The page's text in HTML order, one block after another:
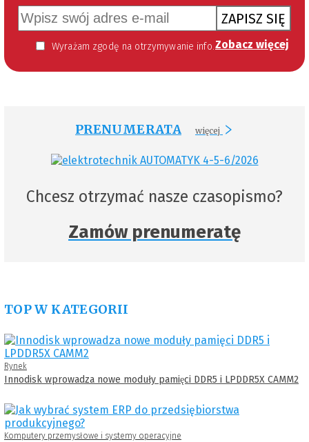
ZAPISZ SIĘ
Wyrażam zgodę na otrzymywanie informacji handlowej kierowanej do mnie za pomocą środków komunikacji elektronicznej w szczególności poczty elektronicznej zgodnie z przepisem art. 10 ust 2 ustawy z dnia 18 lipca 2002 roku o świadczeniu usług drogą elektroniczną (Dz. U. 144 z 2002 r. poz. 1204). Zgoda jest dobrowolna, jednak jej wyrażenie jest konieczne, aby otrzymywać newsletter. Zobacz więcej
PRENUMERATA więcej
Chcesz otrzymać nasze czasopismo?
Zamów prenumeratę
TOP W KATEGORII
Rynek
Innodisk wprowadza nowe moduły pamięci DDR5 i LPDDR5X CAMM2
Komputery przemysłowe i systemy operacyjne